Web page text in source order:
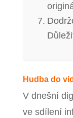
Hudba do
V dnešní
ve sdílení